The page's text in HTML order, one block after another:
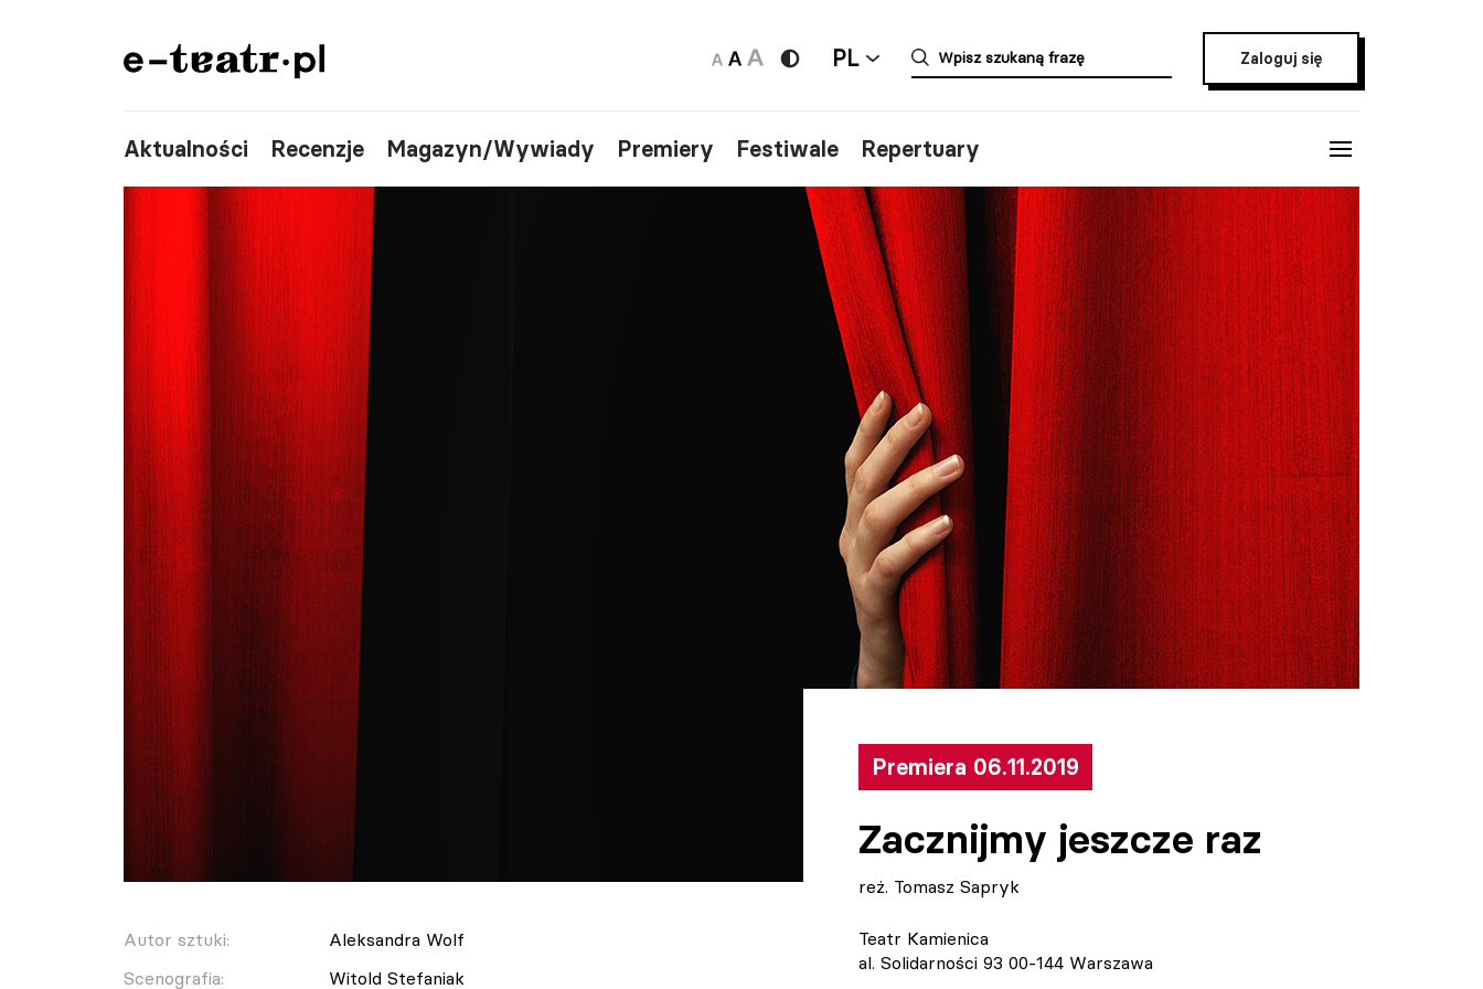
PL Zaloguj się
Aktualności Recenzje Magazyn/Wywiady Premiery Festiwale Repertuary
Premiera 06.11.2019
Zacznijmy jeszcze raz
reż. Tomasz Sapryk
Autor sztuki:
Aleksandra Wolf
Scenografia:
Witold Stefaniak
Teatr Kamienica
al. Solidarności 93 00-144 Warszawa